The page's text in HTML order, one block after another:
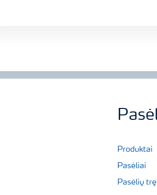
Produktai
Pasėliai
Pasėlių